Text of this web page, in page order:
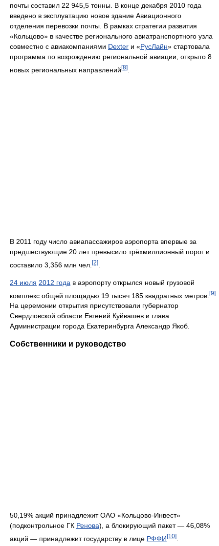
почты составил 22 945,5 тонны. В конце декабря 2010 года
введено в эксплуатацию новое здание Авиационного
отделения перевозки почты. В рамках стратегии развития
«Кольцово» в качестве регионального авиатранспортного узла
совместно с авиакомпаниями Dexter и «РусЛайн» стартовала
программа по возрождению региональной авиации, открыто 8
новых региональных направлений [8]
В 2011 году число авиапассажиров аэропорта впервые за
предшествующие 20 лет превысило трёхмиллионный порог и
составило 3,356 млн чел. [2]
24 июля 2012 года в аэропорту открылся новый грузовой
комплекс общей площадью 19 тысяч 185 квадратных метров. [9]
На церемонии открытия присутствовали губернатор
Свердловской области Евгений Куйвашев и глава
Администрации города Екатеринбурга Александр Якоб.
Собственники и руководство
50,19% акций принадлежит ОАО «Кольцово-Инвест»
(подконтрольное ГК Ренова), а блокирующий пакет — 46,08%
акций — принадлежит государству в лице РФФИ [10]